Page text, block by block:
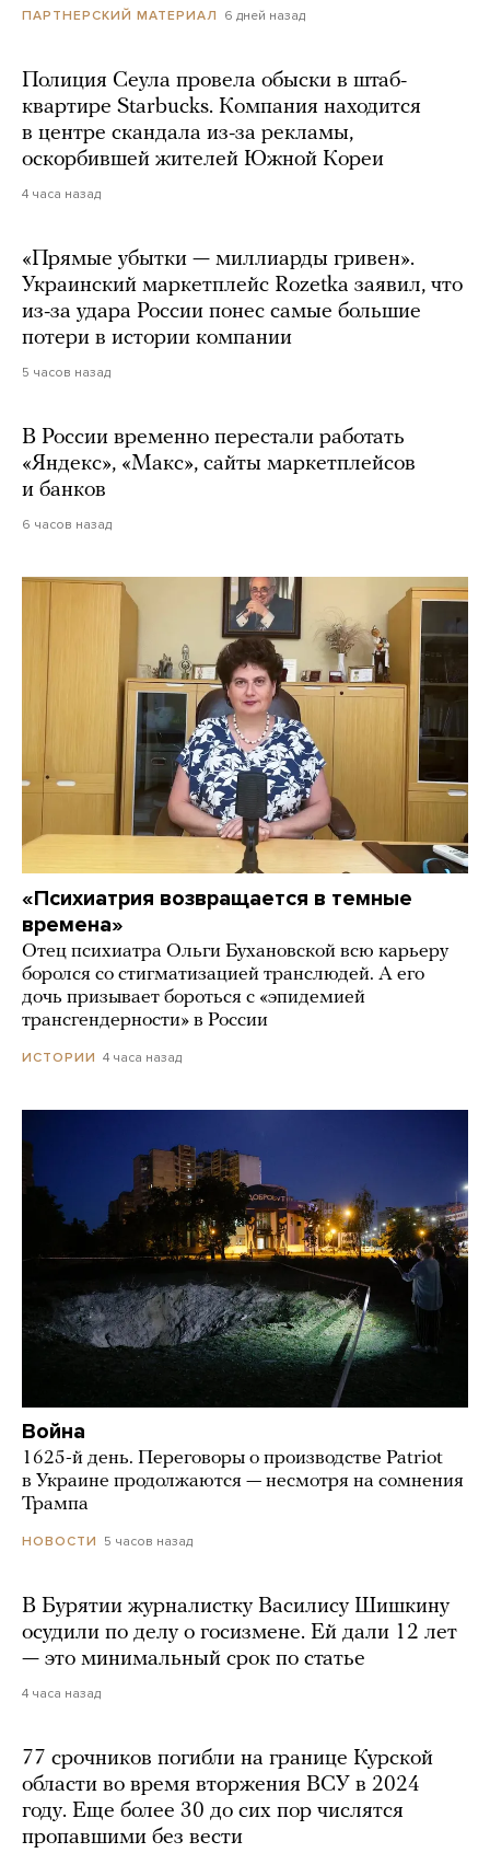
ПАРТНЕРСКИЙ МАТЕРИАЛ 6 дней назад
Полиция Сеула провела обыски в штаб-
квартире Starbucks. Компания находится
в центре скандала из-за рекламы,
оскорбившей жителей Южной Кореи
4 часа назад
«Прямые убытки — миллиарды гривен».
Украинский маркетплейс Rozetka заявил, что
из-за удара России понес самые большие
потери в истории компании
5 часов назад
В России временно перестали работать
«Яндекс», «Макс», сайты маркетплейсов
и банков
6 часов назад
«Психиатрия возвращается в темные
времена»
Отец психиатра Ольги Бухановской всю карьеру
боролся со стигматизацией транслюдей. А его
дочь призывает бороться с «эпидемией
трансгендерности» в России
ИСТОРИИ 4 часа назад
Война
1625-й день. Переговоры о производстве Patriot
в Украине продолжаются — несмотря на сомнения
Трампа
НОВОСТИ 5 часов назад
В Бурятии журналистку Василису Шишкину
осудили по делу о госизмене. Ей дали 12 лет
— это минимальный срок по статье
4 часа назад
77 срочников погибли на границе Курской
области во время вторжения ВСУ в 2024
году. Еще более 30 до сих пор числятся
пропавшими без вести